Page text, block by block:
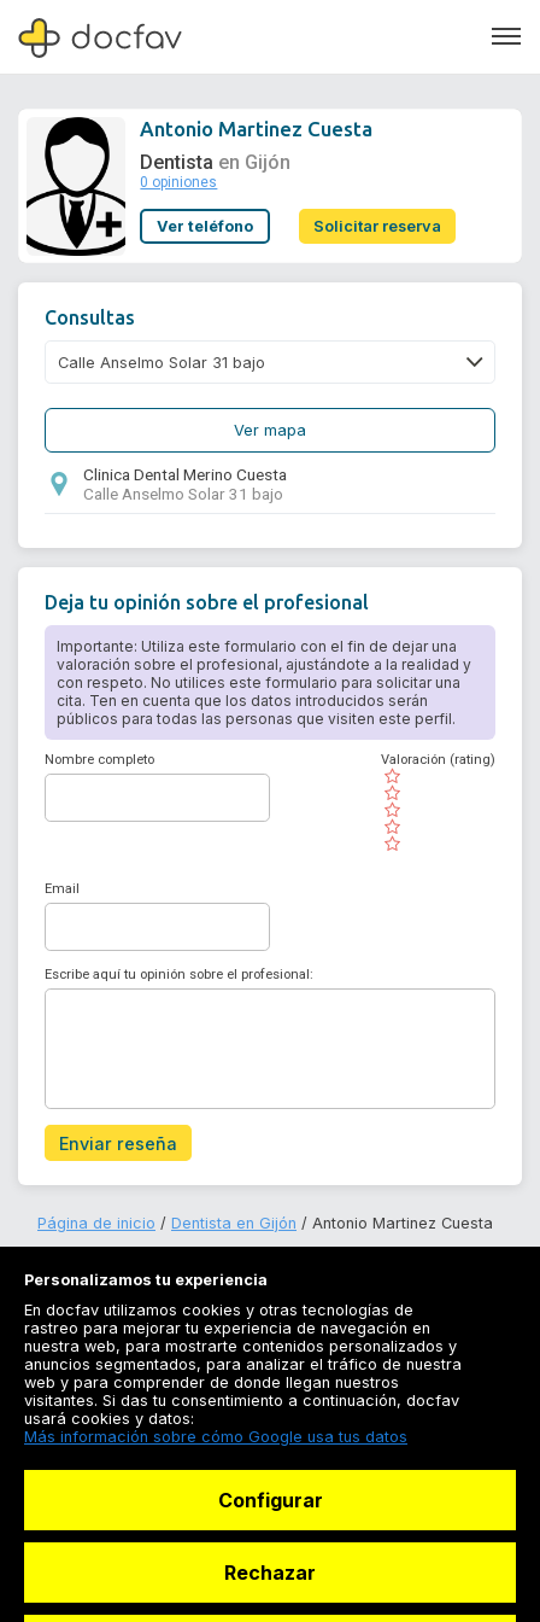
Soporte
Antonio Martinez Cuesta
Dentista en Gijón
0 opiniones
Ver teléfono Solicitar reserva
Consultas
Ver mapa
Clinica Dental Merino Cuesta
Calle Anselmo Solar 31 bajo
Deja tu opinión sobre el profesional
Importante: Utiliza este formulario con el fin de dejar una
valoración sobre el profesional, ajustándote a la realidad y
con respeto. No utilices este formulario para solicitar una
cita. Ten en cuenta que los datos introducidos serán
públicos para todas las personas que visiten este perfil.
Nombre completo
( )
( )
( )
( )
( )
Valoración (rating)
Email
Escribe aquí tu opinión sobre el profesional:
Enviar reseña
Página de inicio Dentista en Gijón Antonio Martinez Cuesta
Registrarse
Docfav
Personalizamos tu experiencia
En docfav utilizamos cookies y otras tecnologías de
rastreo para mejorar tu experiencia de navegación en
nuestra web, para mostrarte contenidos personalizados y
anuncios segmentados, para analizar el tráfico de nuestra
web y para comprender de donde llegan nuestros
visitantes. Si das tu consentimiento a continuación, docfav
usará cookies y datos:
Más información sobre cómo Google usa tus datos
Configurar
Rechazar